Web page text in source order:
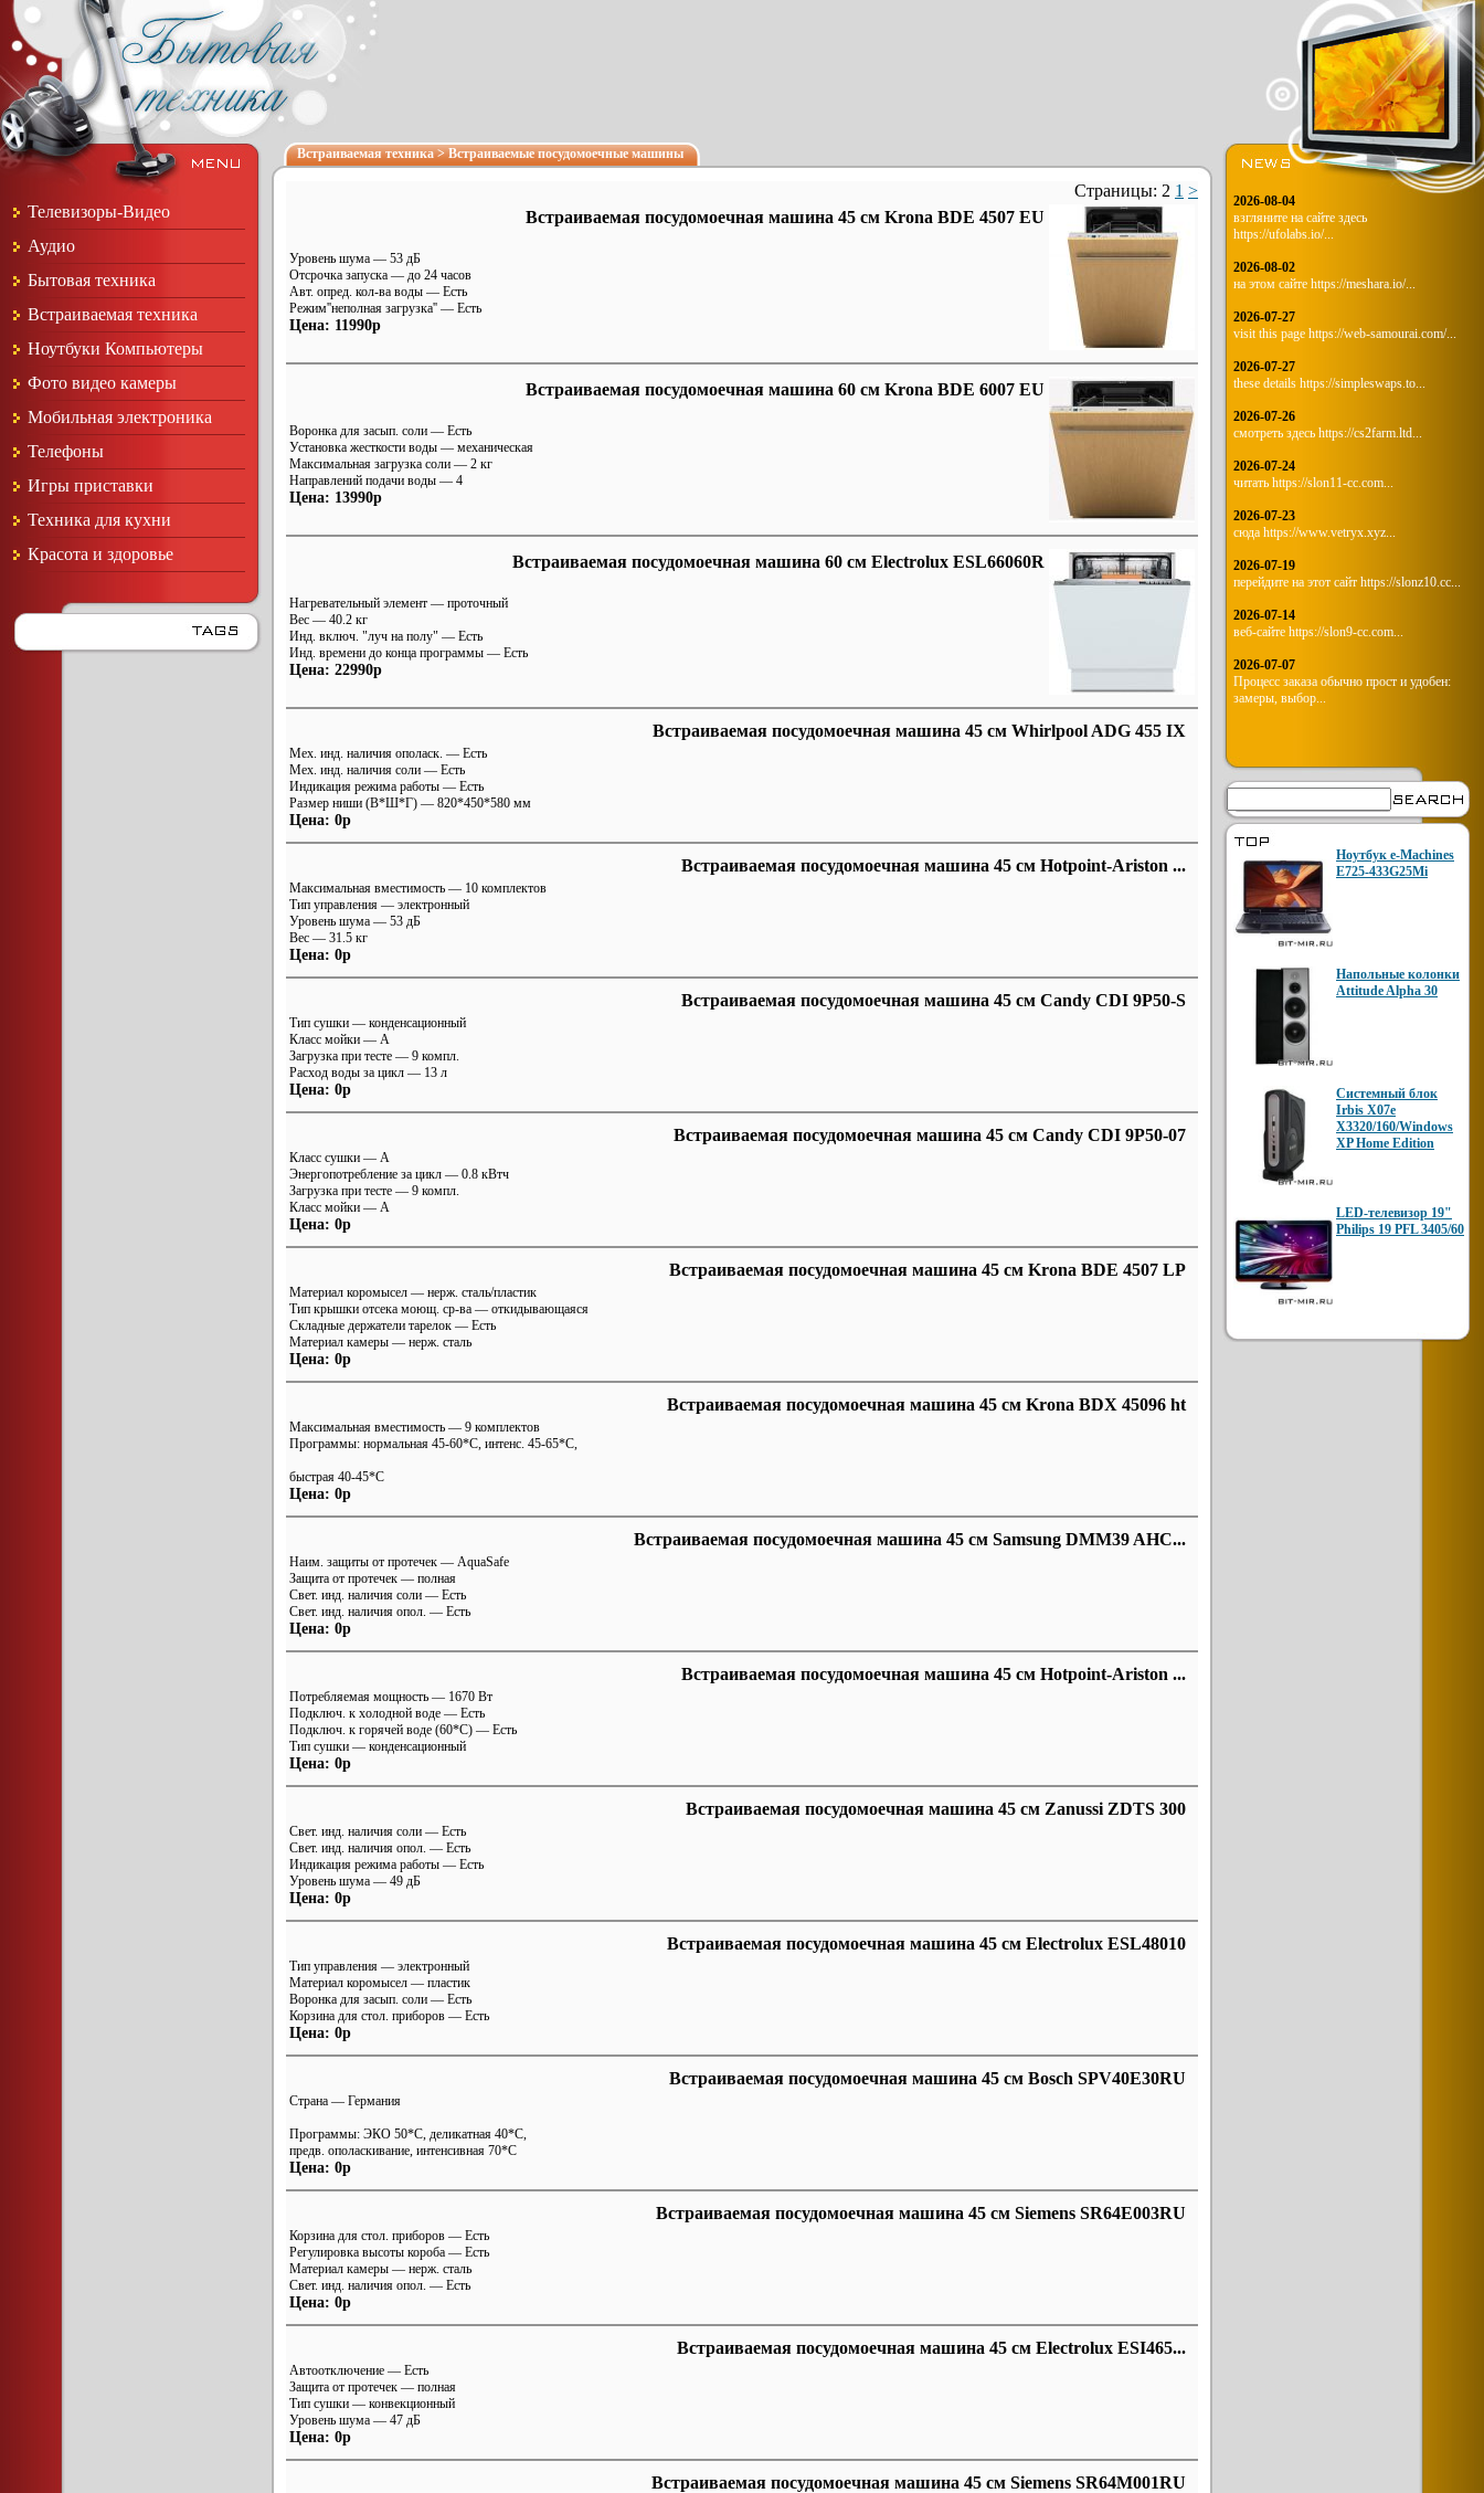
Телевизоры-Видео
Аудио
Бытовая техника
Встраиваемая техника
Ноутбуки Компьютеры
Фото видео камеры
Мобильная электроника
Телефоны
Игры приставки
Техника для кухни
Красота и здоровье
Встраиваемая техника>Встраиваемые посудомоечные машины
Страницы: 2 1 >
Встраиваемая посудомоечная машина 45 см Krona BDE 4507 EU
Уровень шума — 53 дБ
Отсрочка запуска — до 24 часов
Авт. опред. кол-ва воды — Есть
Режим''неполная загрузка'' — Есть
Цена: 11990р
Встраиваемая посудомоечная машина 60 см Krona BDE 6007 EU
Воронка для засып. соли — Есть
Установка жесткости воды — механическая
Максимальная загрузка соли — 2 кг
Направлений подачи воды — 4
Цена: 13990р
Встраиваемая посудомоечная машина 60 см Electrolux ESL66060R
Нагревательный элемент — проточный
Вес — 40.2 кг
Инд. включ. "луч на полу" — Есть
Инд. времени до конца программы — Есть
Цена: 22990р
Встраиваемая посудомоечная машина 45 см Whirlpool ADG 455 IX
Мех. инд. наличия ополаск. — Есть
Мех. инд. наличия соли — Есть
Индикация режима работы — Есть
Размер ниши (В*Ш*Г) — 820*450*580 мм
Цена: 0р
Встраиваемая посудомоечная машина 45 см Hotpoint-Ariston ...
Максимальная вместимость — 10 комплектов
Тип управления — электронный
Уровень шума — 53 дБ
Вес — 31.5 кг
Цена: 0р
Встраиваемая посудомоечная машина 45 см Candy CDI 9P50-S
Тип сушки — конденсационный
Класс мойки — A
Загрузка при тесте — 9 компл.
Расход воды за цикл — 13 л
Цена: 0р
Встраиваемая посудомоечная машина 45 см Candy CDI 9P50-07
Класс сушки — A
Энергопотребление за цикл — 0.8 кВтч
Загрузка при тесте — 9 компл.
Класс мойки — A
Цена: 0р
Встраиваемая посудомоечная машина 45 см Krona BDE 4507 LP
Материал коромысел — нерж. сталь/пластик
Тип крышки отсека моющ. ср-ва — откидывающаяся
Складные держатели тарелок — Есть
Материал камеры — нерж. сталь
Цена: 0р
Встраиваемая посудомоечная машина 45 см Krona BDX 45096 ht
Максимальная вместимость — 9 комплектов
Программы: нормальная 45-60*С, интенс. 45-65*С,
быстрая 40-45*С
Цена: 0р
Встраиваемая посудомоечная машина 45 см Samsung DMM39 AHC...
Наим. защиты от протечек — AquaSafe
Защита от протечек — полная
Свет. инд. наличия соли — Есть
Свет. инд. наличия опол. — Есть
Цена: 0р
Встраиваемая посудомоечная машина 45 см Hotpoint-Ariston ...
Потребляемая мощность — 1670 Вт
Подключ. к холодной воде — Есть
Подключ. к горячей воде (60*С) — Есть
Тип сушки — конденсационный
Цена: 0р
Встраиваемая посудомоечная машина 45 см Zanussi ZDTS 300
Свет. инд. наличия соли — Есть
Свет. инд. наличия опол. — Есть
Индикация режима работы — Есть
Уровень шума — 49 дБ
Цена: 0р
Встраиваемая посудомоечная машина 45 см Electrolux ESL48010
Тип управления — электронный
Материал коромысел — пластик
Воронка для засып. соли — Есть
Корзина для стол. приборов — Есть
Цена: 0р
Встраиваемая посудомоечная машина 45 см Bosch SPV40E30RU
Страна — Германия
Программы: ЭКО 50*С, деликатная 40*С,
предв. ополаскивание, интенсивная 70*С
Цена: 0р
Встраиваемая посудомоечная машина 45 см Siemens SR64E003RU
Корзина для стол. приборов — Есть
Регулировка высоты короба — Есть
Материал камеры — нерж. сталь
Свет. инд. наличия опол. — Есть
Цена: 0р
Встраиваемая посудомоечная машина 45 см Electrolux ESI465...
Автоотключение — Есть
Защита от протечек — полная
Тип сушки — конвекционный
Уровень шума — 47 дБ
Цена: 0р
Встраиваемая посудомоечная машина 45 см Siemens SR64M001RU
2026-08-04
взгляните на сайте здесь
https://ufolabs.io/...
2026-08-02
на этом сайте https://meshara.io/...
2026-07-27
visit this page https://web-samourai.com/...
2026-07-27
these details https://simpleswaps.to...
2026-07-26
смотреть здесь https://cs2farm.ltd...
2026-07-24
читать https://slon11-cc.com...
2026-07-23
сюда https://www.vetryx.xyz...
2026-07-19
перейдите на этот сайт https://slonz10.cc...
2026-07-14
веб-сайте https://slon9-cc.com...
2026-07-07
Процесс заказа обычно прост и удобен:
замеры, выбор...
Ноутбук e-Machines
E725-433G25Mi
Напольные колонки
Attitude Alpha 30
Системный блок
Irbis X07e
X3320/160/Windows
XP Home Edition
LED-телевизор 19"
Philips 19 PFL 3405/60